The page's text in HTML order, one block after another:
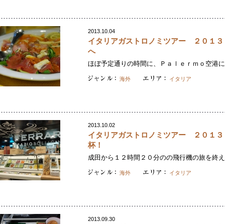
2013.10.04
イタリアガストロノミツアー ２０１
へ
ほぼ予定通りの時間に、Ｐａｌｅｒｍｏ空港
海外 イタリア
2013.10.02
イタリアガストロノミツアー ２０
杯！
成田から１２時間２０分のの飛行機の旅を
海外 イタリア
2013.09.30